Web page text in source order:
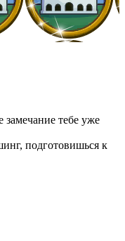
тебе уже
подготовишься к